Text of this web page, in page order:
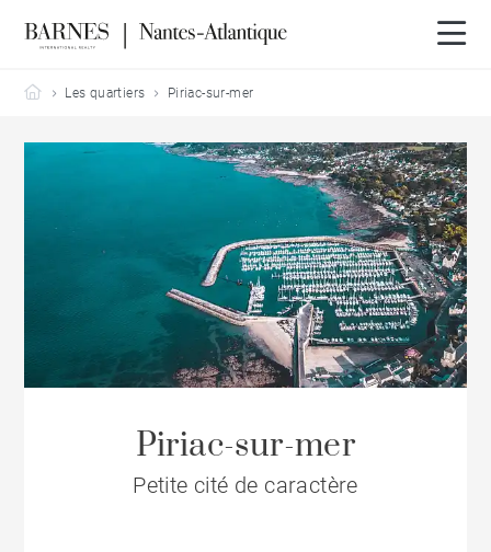
Barnes Nantes-Atlantique
Les quartiers Piriac-sur-mer
Piriac-sur-mer
Petite cité de caractère